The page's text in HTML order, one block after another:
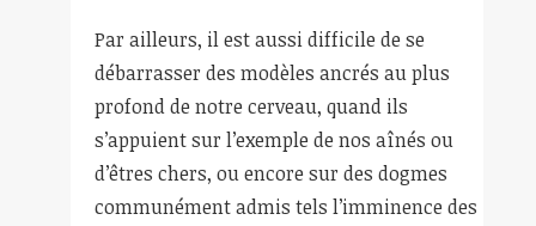
Par ailleurs, il est aussi difficile de se
débarrasser des modèles ancrés au plus
profond de notre cerveau, quand ils
s’appuient sur l’exemple de nos aînés ou
d’êtres chers, ou encore sur des dogmes
communément admis tels l’imminence des